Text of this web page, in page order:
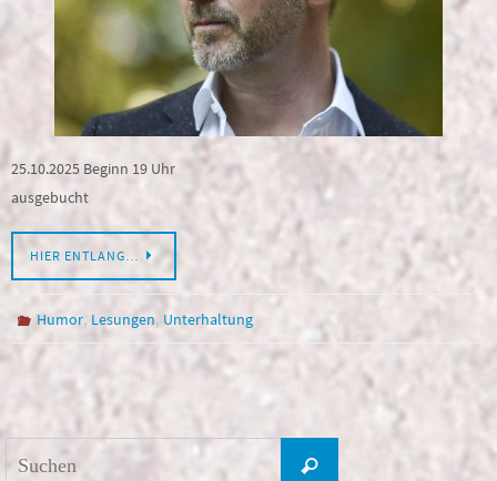
25.10.2025 Beginn 19 Uhr
ausgebucht
HIER ENTLANG…
Humor, Lesungen, Unterhaltung
Suchen